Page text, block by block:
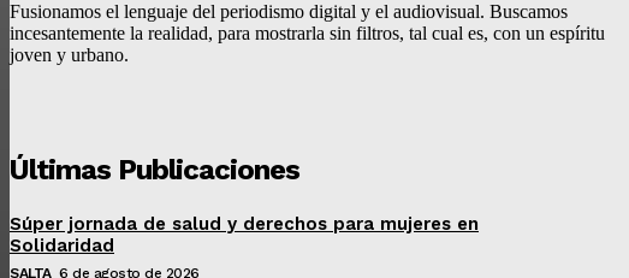
Fusionamos el lenguaje del periodismo digital y el audiovisual. Buscamos
incesantemente la realidad, para mostrarla sin filtros, tal cual es, con un espíritu
joven y urbano.
Últimas Publicaciones
Súper jornada de salud y derechos para mujeres en
Solidaridad
SALTA 6 de agosto de 2026